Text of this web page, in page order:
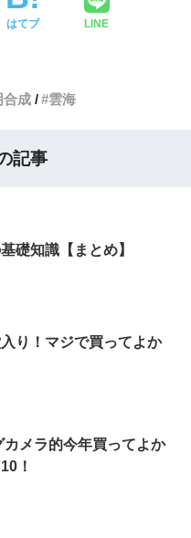
はてブ LINE
合成 雲海
記事
礎知識【まとめ】
り！マジで買ってよか
カメラ的今年買ってよか
！